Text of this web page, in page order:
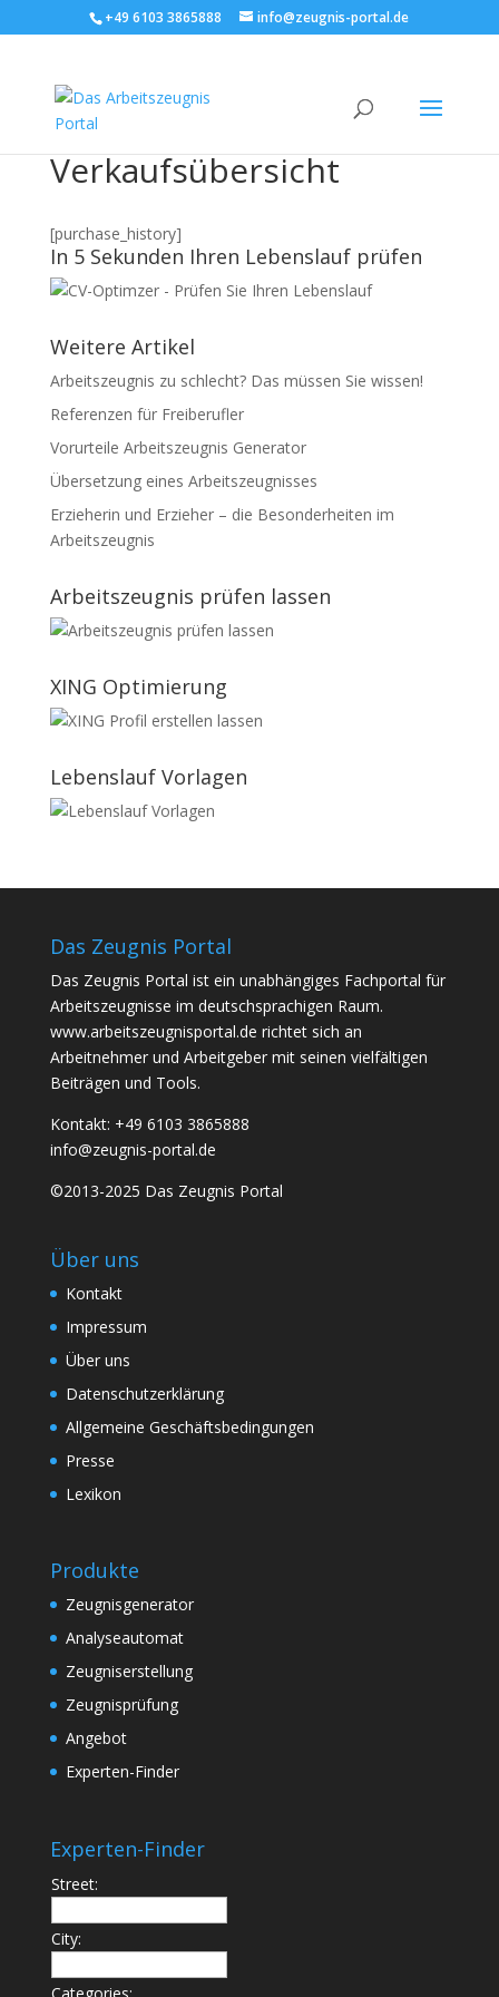
+49 6103 3865888 info@zeugnis-portal.de
Verkaufsübersicht
[purchase_history]
In 5 Sekunden Ihren Lebenslauf prüfen
Weitere Artikel
Arbeitszeugnis zu schlecht? Das müssen Sie wissen!
Referenzen für Freiberufler
Vorurteile Arbeitszeugnis Generator
Übersetzung eines Arbeitszeugnisses
Erzieherin und Erzieher – die Besonderheiten im
Arbeitszeugnis
Arbeitszeugnis prüfen lassen
XING Optimierung
Lebenslauf Vorlagen
Das Zeugnis Portal
Das Zeugnis Portal ist ein unabhängiges Fachportal für
Arbeitszeugnisse im deutschsprachigen Raum.
www.arbeitszeugnisportal.de richtet sich an
Arbeitnehmer und Arbeitgeber mit seinen vielfältigen
Beiträgen und Tools.
Kontakt: +49 6103 3865888
info@zeugnis-portal.de
©2013-2025 Das Zeugnis Portal
Über uns
Kontakt
Impressum
Über uns
Datenschutzerklärung
Allgemeine Geschäftsbedingungen
Presse
Lexikon
Produkte
Zeugnisgenerator
Analyseautomat
Zeugniserstellung
Zeugnisprüfung
Angebot
Experten-Finder
Experten-Finder
Street:
City:
Categories: